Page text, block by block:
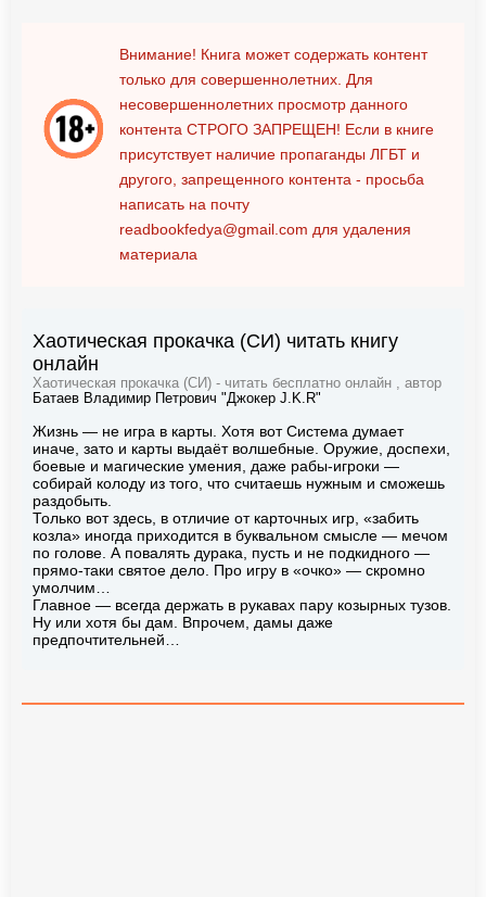
Внимание! Книга может содержать контент
только для совершеннолетних. Для
несовершеннолетних просмотр данного
контента СТРОГО ЗАПРЕЩЕН! Если в книге
присутствует наличие пропаганды ЛГБТ и
другого, запрещенного контента - просьба
написать на почту
readbookfedya@gmail.com для удаления
материала
Хаотическая прокачка (СИ) читать книгу
онлайн
Хаотическая прокачка (СИ) - читать бесплатно онлайн , автор
Батаев Владимир Петрович "Джокер J.K.R"
Жизнь — не игра в карты. Хотя вот Система думает
иначе, зато и карты выдаёт волшебные. Оружие, доспехи,
боевые и магические умения, даже рабы-игроки —
собирай колоду из того, что считаешь нужным и сможешь
раздобыть.
Только вот здесь, в отличие от карточных игр, «забить
козла» иногда приходится в буквальном смысле — мечом
по голове. А повалять дурака, пусть и не подкидного —
прямо-таки святое дело. Про игру в «очко» — скромно
умолчим…
Главное — всегда держать в рукавах пару козырных тузов.
Ну или хотя бы дам. Впрочем, дамы даже
предпочтительней…